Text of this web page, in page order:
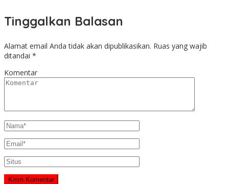
Tinggalkan Balasan
Alamat email Anda tidak akan dipublikasikan. Ruas yang wajib
ditandai *
Komentar